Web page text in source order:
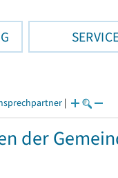
|
der